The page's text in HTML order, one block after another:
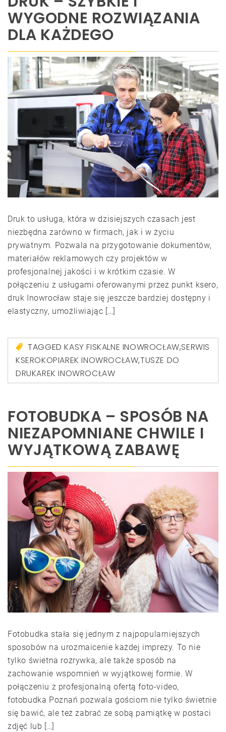
WYGODNE ROZWIĄZANIA
DLA KAŻDEGO
Druk to usługa, która w dzisiejszych czasach jest
niezbędna zarówno w firmach, jak i w życiu
prywatnym. Pozwala na przygotowanie dokumentów,
materiałów reklamowych czy projektów w
profesjonalnej jakości i w krótkim czasie. W
połączeniu z usługami oferowanymi przez punkt ksero,
druk Inowrocław staje się jeszcze bardziej dostępny i
elastyczny, umożliwiając […]
TAGGEDKASY FISKALNE INOWROCŁAW,SERWIS
KSEROKOPIAREK INOWROCŁAW,TUSZE DO
DRUKAREK INOWROCŁAW
FOTOBUDKA – SPOSÓB NA
NIEZAPOMNIANE CHWILE I
WYJĄTKOWĄ ZABAWĘ
Fotobudka stała się jednym z najpopularniejszych
sposobów na urozmaicenie każdej imprezy. To nie
tylko świetna rozrywka, ale także sposób na
zachowanie wspomnień w wyjątkowej formie. W
połączeniu z profesjonalną ofertą foto-video,
fotobudka Poznań pozwala gościom nie tylko świetnie
się bawić, ale też zabrać ze sobą pamiątkę w postaci
zdjęć lub […]